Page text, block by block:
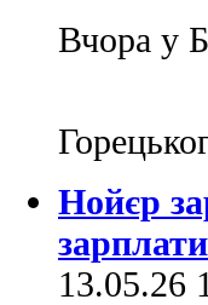
Вчора у
Нойєр
зарплати
13.05.26